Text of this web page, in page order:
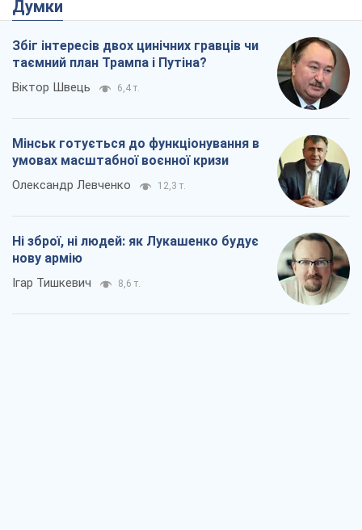
Думки
Збіг інтересів двох цинічних гравців чи
таємний план Трампа і Путіна?
Віктор Швець 6,4 т.
Мінськ готується до функціонування в
умовах масштабної воєнної кризи
Олександр Левченко 12,3 т.
Ні зброї, ні людей: як Лукашенко будує
нову армію
Ігар Тишкевич 8,6 т.